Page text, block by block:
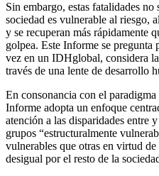
Sin embargo, estas fatalidades
sociedad es vulnerable al riesgo,
y se recuperan más rápidamente
golpea. Este Informe se pregunta
vez en un IDHglobal, considera
través de una lente de desarrollo
En consonancia con el
Informe adopta un enfoque
atención a las disparidades entre
grupos “estructuralmente
vulnerables que otras en virtud
desigual por el resto de la